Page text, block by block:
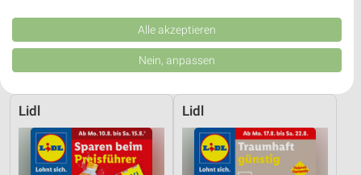
Aktuelle Prospekte für Schwalbach und
Umgebung
14 Prospekte
Lidl Lidl
Kombinationen von Daten aus verschiedenen Quellen. Entwicklung und
Verbesserung der Angebote. Verwendung reduzierter Daten zur Auswahl
von Inhalten.
Daten können außerhalb der Europäischen Union weitergegeben und in die
Website/App.
Partnerliste anzeigen (1 IAB-Anbieter)
Wir nutzen Ihre Daten für folgende Zwecke:
IAB-Verarbeitungszwecke:
Alle akzeptieren
Nein, anpassen